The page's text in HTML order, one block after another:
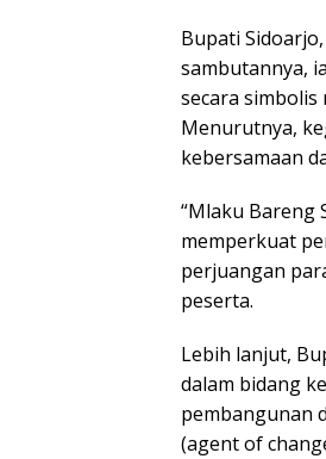
Bupati
sambutannya,
secara
Menurutnya,
kebersamaan
“Mlaku Bareng
memperkuat
perjuangan
peserta.
Lebih lanjut,
dalam bidang
pembangunan
(agent of